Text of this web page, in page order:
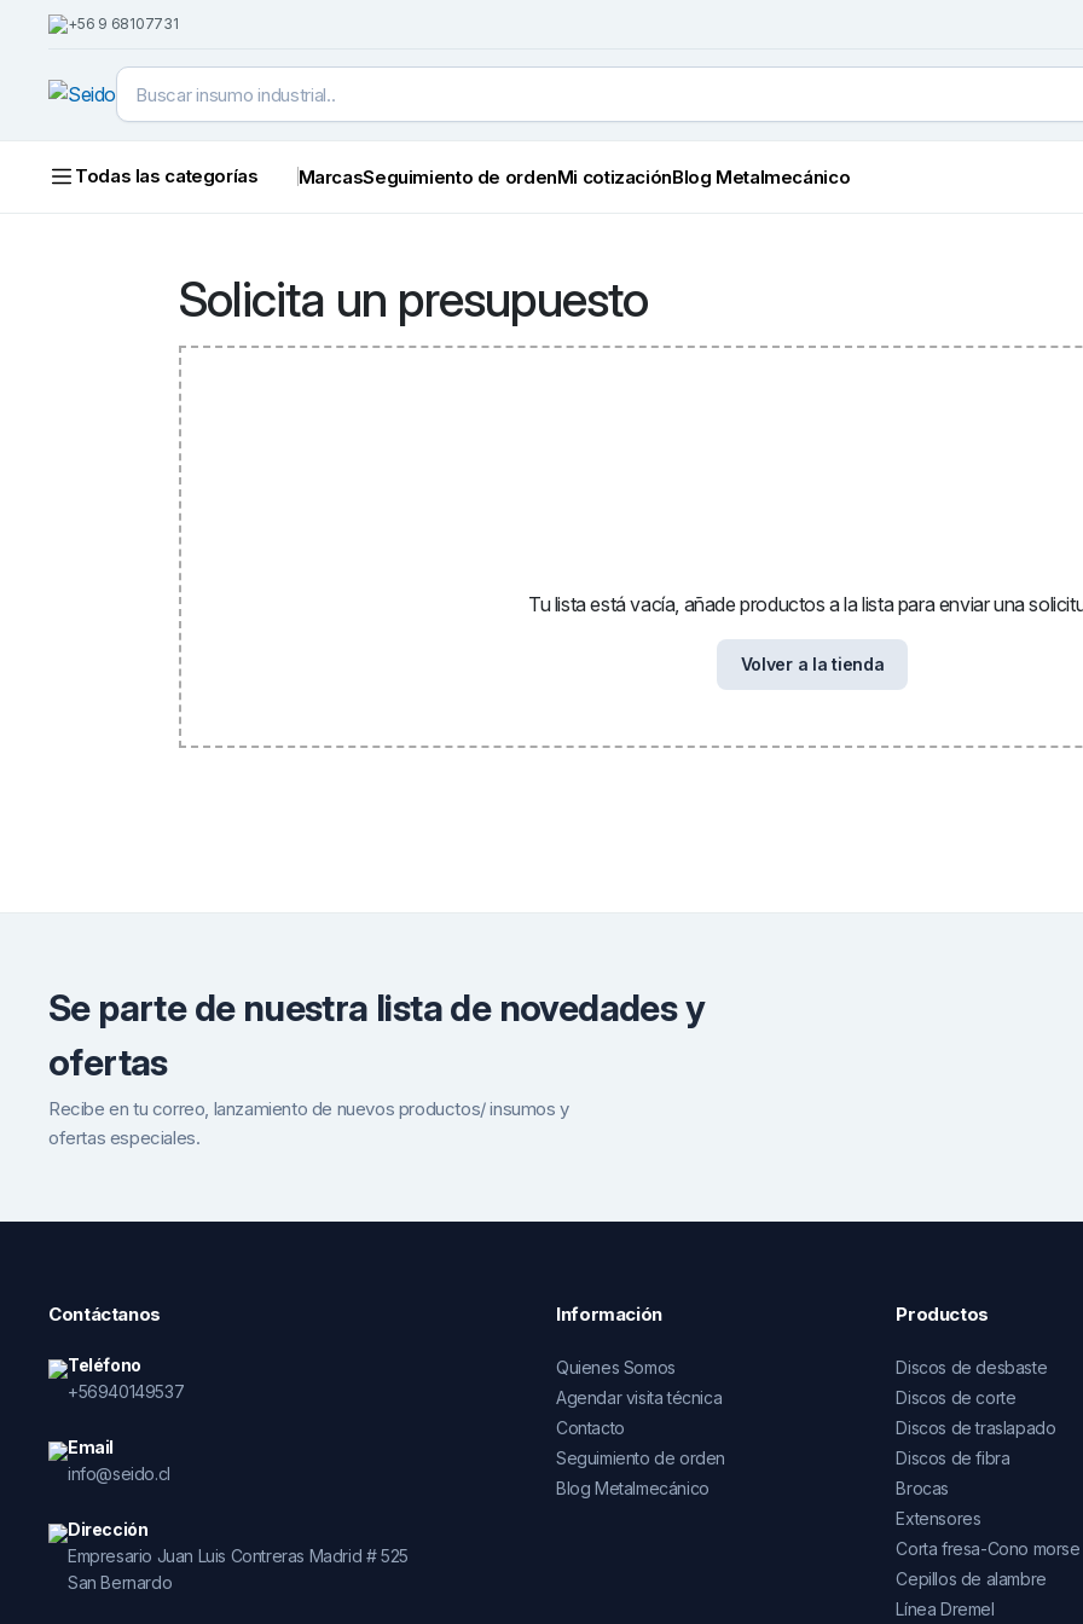
+56 9 68107731
Todas las categorías MarcasSeguimiento de ordenMi cotizaciónBlog Metalmecánico
Solicita un presupuesto
Tu lista está vacía, añade productos a la lista para enviar una
Volver a la tienda
Se parte de nuestra lista de novedades y
ofertas
Recibe en tu correo, lanzamiento de nuevos productos/ insumos y
ofertas especiales.
Contáctanos
Teléfono
+56940149537
Email
info@seido.cl
Dirección
Empresario Juan Luis Contreras Madrid # 525
San Bernardo
Información
Quienes Somos
Agendar visita técnica
Contacto
Seguimiento de orden
Blog Metalmecánico
Productos
Discos de desbaste
Discos de corte
Discos de traslapado
Discos de fibra
Brocas
Extensores
Corta fresa-Cono morse
Cepillos de alambre
Línea Dremel